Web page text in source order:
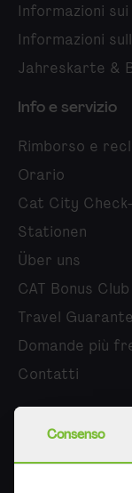
Consenso
Informazioni
Informazioni
Jahreskarte &
Info e servizio
Rimborso e
Orario
Cat City
Stationen
Über uns
CAT Bonus Club
Travel
Domande più
Contatti
Chi siamo